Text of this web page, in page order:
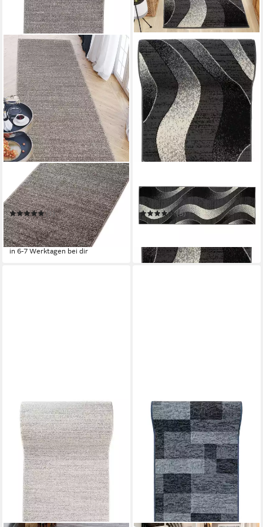
MAZOVIA
Läufer Läufer Flurläufer
Einfarbig für Vorzimmer,
Küche - Grau
(1)
ab 25,99 € UVP70,99 €
-63%
in 6-7 Werktagen bei dir
Läufer Läufer Flurläufer
Modern für Vorzimmer 100
cm Breit Grau dunkegrau
(5)
ab 19,99 € UVP48,99 €
in 6-7 Werktagen bei dir